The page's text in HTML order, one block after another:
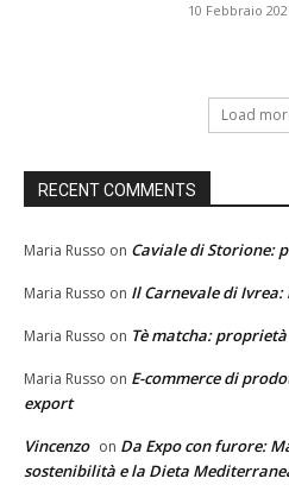
10 Febbraio
Load
RECENT COMMENTS
Maria Russo on Caviale di Storione:
Maria Russo on Il Carnevale di
Maria Russo on Tè matcha:
Maria Russo on E-commerce di
export
Vincenzo on Da Expo con furore:
sostenibilità e la Dieta